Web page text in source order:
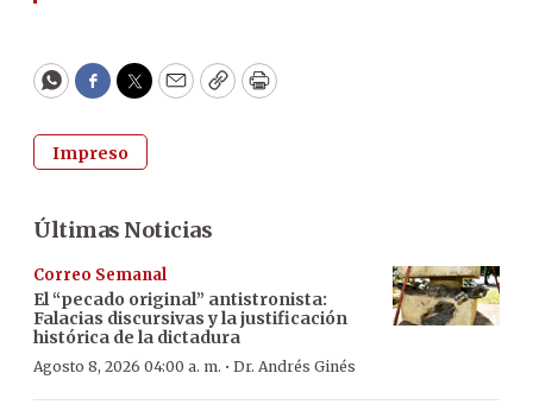
WhatsApp
Facebook
Twitter
EmailCopyPrint
Impreso
Últimas Noticias
Correo Semanal
El “pecado original” antistronista:
Falacias discursivas y la justificación
histórica de la dictadura
Agosto 8, 2026 04:00 a. m. · Dr. Andrés Ginés